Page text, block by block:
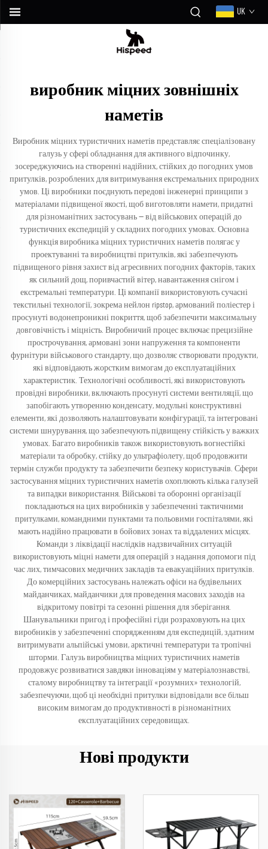
UK
виробник міцних зовнішніх
наметів
Виробник міцних туристичних наметів представляє спеціалізовану
галузь у сфері обладнання для активного відпочинку,
зосереджуючись на створенні надійних, стійких до погодних умов
притулків, розроблених для витримування екстремальних природних
умов. Ці виробники поєднують передові інженерні принципи з
матеріалами підвищеної якості, щоб виготовляти намети, придатні
для різноманітних застосувань — від військових операцій до
туристичних експедицій у складних погодних умовах. Основна
функція виробника міцних туристичних наметів полягає у
проектуванні та виробництві притулків, які забезпечують
підвищеного рівня захист від агресивних погодних факторів, таких
як сильний дощ, поривчастий вітер, навантаження снігом і
екстремальні температури. Ці компанії використовують сучасні
текстильні технології, зокрема нейлон ripstop, армований поліестер і
просунуті водонепроникні покриття, щоб забезпечити максимальну
довговічність і міцність. Виробничий процес включає прецизійне
прострочування, армовані зони напруження та компоненти
фурнітури військового стандарту, що дозволяє створювати продукти,
які відповідають жорстким вимогам до експлуатаційних
характеристик. Технологічні особливості, які використовують
провідні виробники, включають просунуті системи вентиляції, що
запобігають утворенню конденсату, модульні конструктивні
елементи, які дозволяють налаштовувати конфігурації, та інтегровані
системи шнурування, що забезпечують підвищену стійкість у важких
умовах. Багато виробників також використовують вогнестійкі
матеріали та обробку, стійку до ультрафіолету, щоб продовжити
термін служби продукту та забезпечити безпеку користувачів. Сфери
застосування міцних туристичних наметів охоплюють кілька галузей
та випадки використання. Військові та оборонні організації
покладаються на цих виробників у забезпеченні тактичними
притулками, командними пунктами та польовими госпіталями, які
мають надійно працювати в бойових зонах та віддалених місцях.
Команди з ліквідації наслідків надзвичайних ситуацій
використовують міцні намети для операцій з надання допомоги під
час лих, тимчасових медичних закладів та евакуаційних притулків.
До комерційних застосувань належать офіси на будівельних
майданчиках, майданчики для проведення масових заходів на
відкритому повітрі та сезонні рішення для зберігання.
Шанувальники пригод і професійні гіди розраховують на цих
виробників у забезпеченні спорядженням для експедицій, здатним
витримувати альпійські умови, арктичні температури та тропічні
шторми. Галузь виробництва міцних туристичних наметів
продовжує розвиватися завдяки інноваціям у матеріалознавстві,
сталому виробництву та інтеграції «розумних» технологій,
забезпечуючи, щоб ці необхідні притулки відповідали все більш
високим вимогам до продуктивності в різноманітних
експлуатаційних середовищах.
Нові продукти